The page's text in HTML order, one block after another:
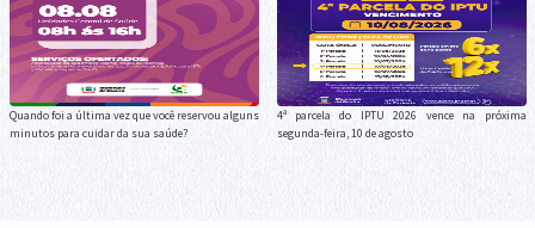
Quando foi a última vez que você reservou alguns
minutos para cuidar da sua saúde?
4ª parcela do IPTU 2026 vence na próxima
segunda-feira, 10 de agosto